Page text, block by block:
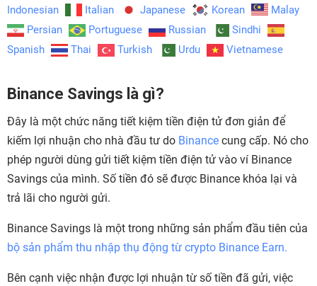
Indonesian
Italian Japanese Korean
Malay
Persian
Portuguese Russian
Sindhi
Spanish
Thai Turkish Urdu Vietnamese
Binance Savings là gì?
Đây là một chức năng tiết kiệm tiền điện tử đơn giản để
kiếm lợi nhuận cho nhà đầu tư do Binance cung cấp. Nó cho
phép người dùng gửi tiết kiệm tiền điện tử vào ví Binance
Savings của mình. Số tiền đó sẽ được Binance khóa lại và
trả lãi cho người gửi.
Binance Savings là một trong những sản phẩm đầu tiên của
bộ sản phẩm thu nhập thụ động từ crypto Binance Earn.
Bên cạnh việc nhận được lợi nhuận từ số tiền đã gửi, việc